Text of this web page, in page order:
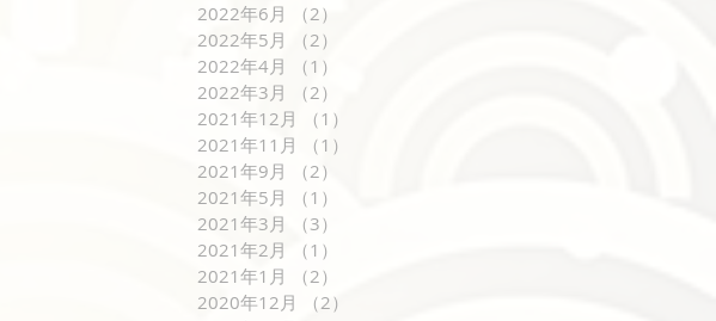
2022年6月
（2）
2022年5月
（2）
2022年4月
（1）
2022年3月
（2）
2021年12月
（1）
2021年11月
（1）
2021年9月
（2）
2021年5月
（1）
2021年3月
（3）
2021年2月
（1）
2021年1月
（2）
2020年12月
（2）